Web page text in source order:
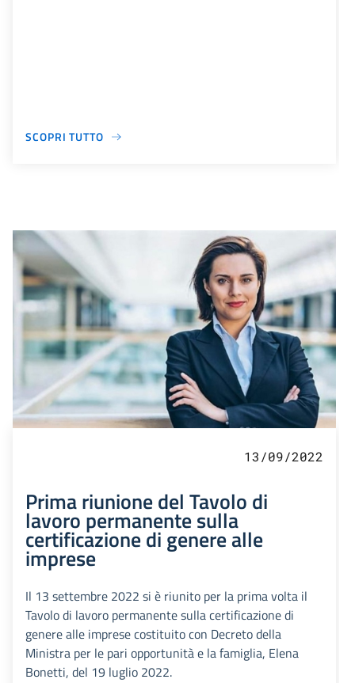
SCOPRI TUTTO
13/09/2022
Prima riunione del Tavolo di
lavoro permanente sulla
certificazione di genere alle
imprese
Il 13 settembre 2022 si è riunito per la prima volta il
Tavolo di lavoro permanente sulla certificazione di
genere alle imprese costituito con Decreto della
Ministra per le pari opportunità e la famiglia, Elena
Bonetti, del 19 luglio 2022.